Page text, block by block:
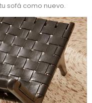
sofá como nuevo.